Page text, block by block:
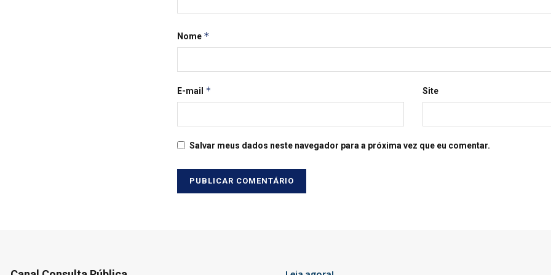
Nome *
E-mail * Site
Salvar meus dados neste navegador para a próxima vez que eu comentar.